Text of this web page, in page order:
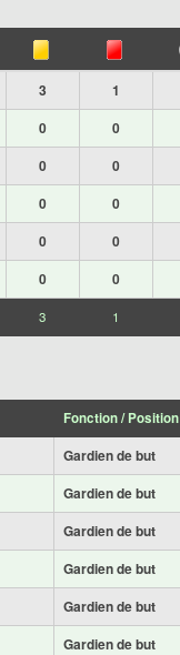
3 1
0 0
0 0
0 0
0 0
0 0
3 1
Fonction / Position
Gardien de but
Gardien de but
Gardien de but
Gardien de but
Gardien de but
Gardien de but